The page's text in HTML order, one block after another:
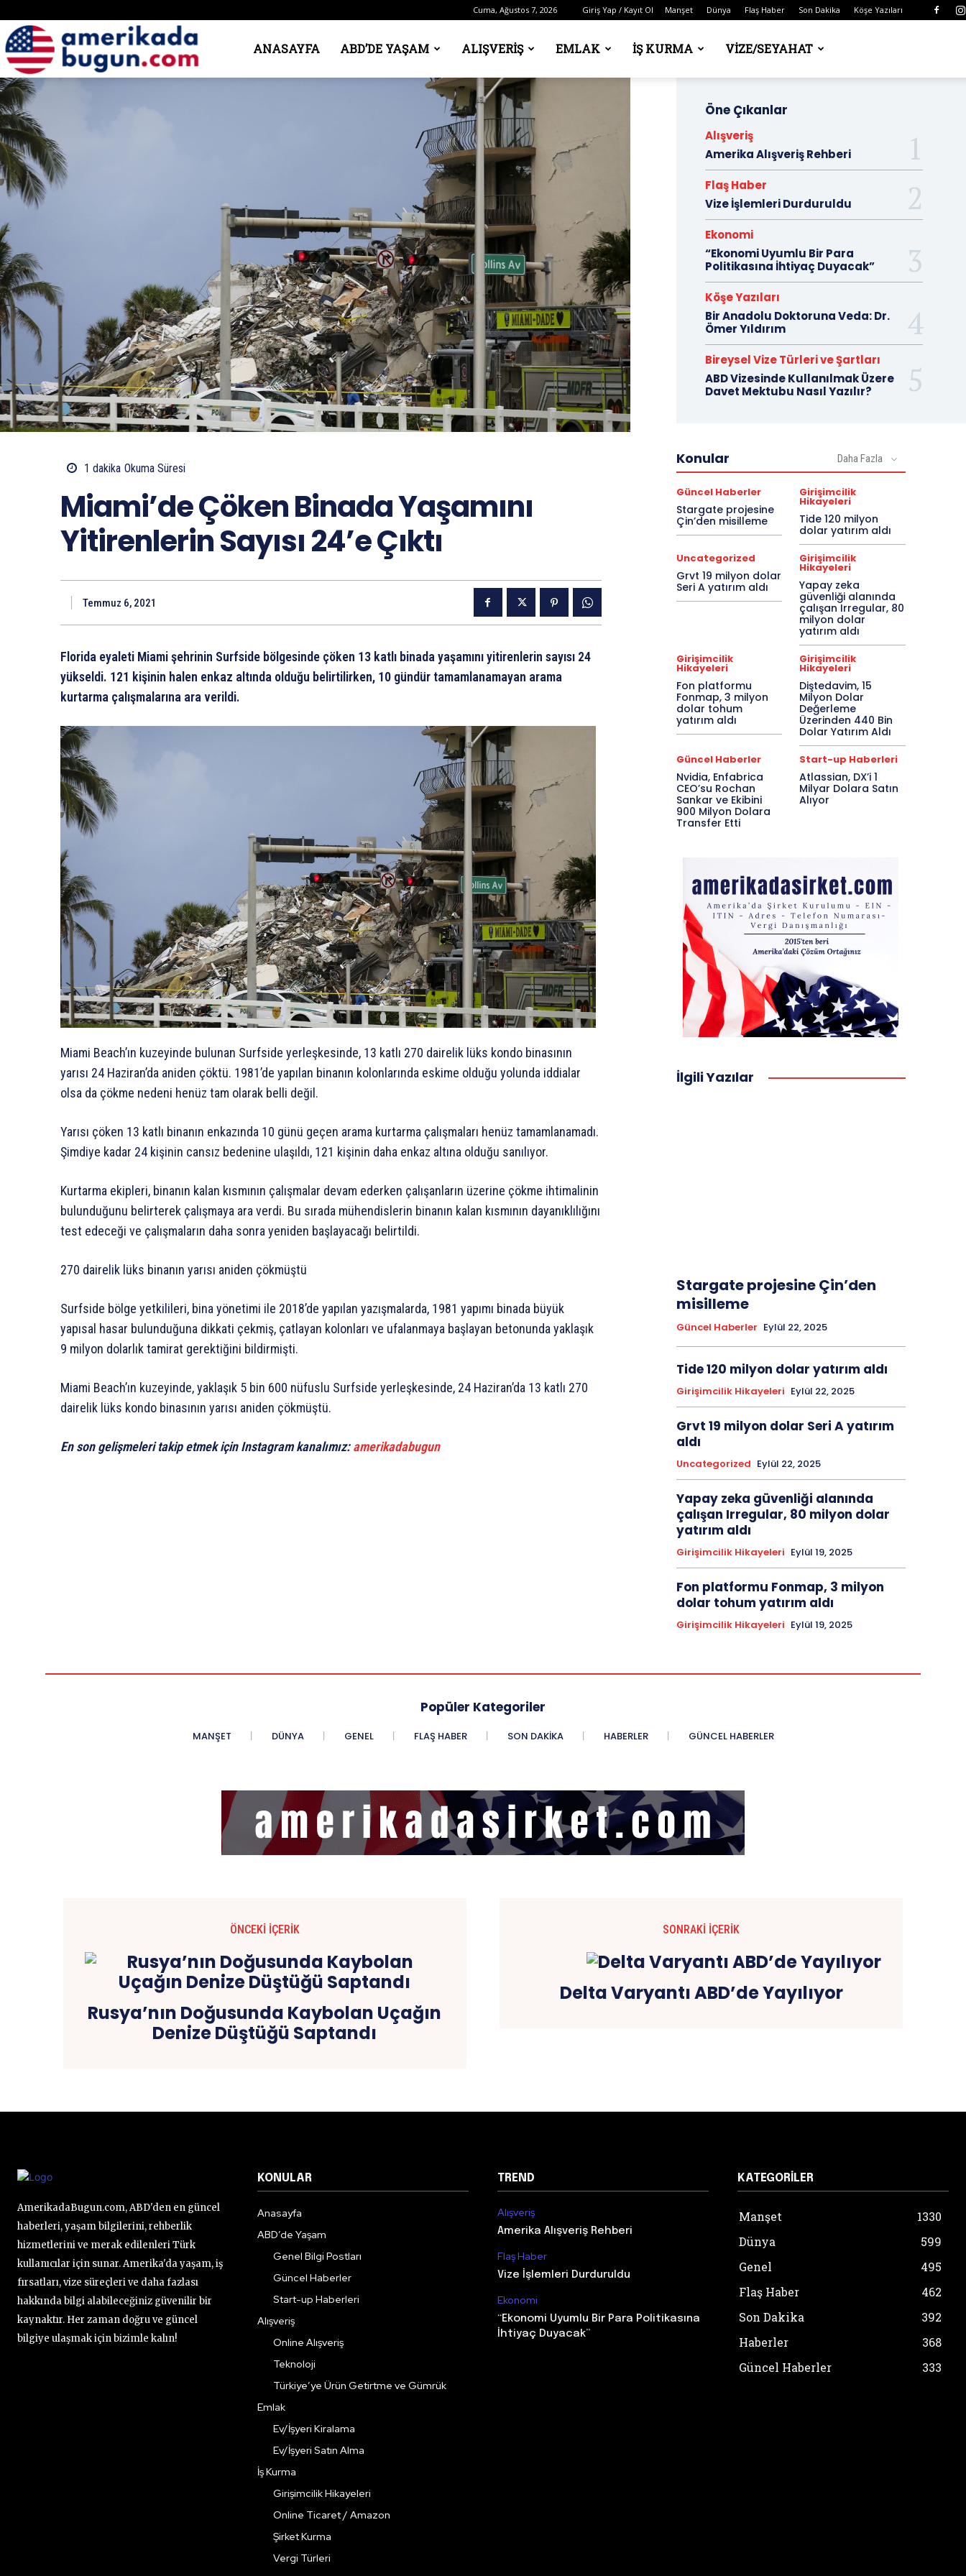
Cuma, Ağustos 7, 2026 Giriş Yap / Kayıt Ol Manşet Dünya Flaş Haber Son Dakika Köşe Yazıları
Amerika’daANASAYFA ABD’DE YAŞAM ALIŞVERIŞ EMLAK İŞ KURMA VIZE/SEYAHAT
1 dakika Okuma Süresi
Miami’de Çöken Binada Yaşamını
Yitirenlerin Sayısı 24’e Çıktı
Temmuz 6, 2021
Florida eyaleti Miami şehrinin Surfside bölgesinde çöken 13 katlı binada yaşamını yitirenlerin sayısı 24
yükseldi. 121 kişinin halen enkaz altında olduğu belirtilirken, 10 gündür tamamlanamayan arama
kurtarma çalışmalarına ara verildi.
Miami Beach’ın kuzeyinde bulunan Surfside yerleşkesinde, 13 katlı 270 dairelik lüks kondo binasının
yarısı 24 Haziran’da aniden çöktü. 1981’de yapılan binanın kolonlarında eskime olduğu yolunda iddialar
olsa da çökme nedeni henüz tam olarak belli değil.
Yarısı çöken 13 katlı binanın enkazında 10 günü geçen arama kurtarma çalışmaları henüz tamamlanamadı.
Şimdiye kadar 24 kişinin cansız bedenine ulaşıldı, 121 kişinin daha enkaz altına olduğu sanılıyor.
Kurtarma ekipleri, binanın kalan kısmının çalışmalar devam ederken çalışanların üzerine çökme ihtimalinin
bulunduğunu belirterek çalışmaya ara verdi. Bu sırada mühendislerin binanın kalan kısmının dayanıklılığını
test edeceği ve çalışmaların daha sonra yeniden başlayacağı belirtildi.
270 dairelik lüks binanın yarısı aniden çökmüştü
Surfside bölge yetkilileri, bina yönetimi ile 2018’de yapılan yazışmalarda, 1981 yapımı binada büyük
yapısal hasar bulunduğuna dikkati çekmiş, çatlayan kolonları ve ufalanmaya başlayan betonunda yaklaşık
9 milyon dolarlık tamirat gerektiğini bildirmişti.
Miami Beach’ın kuzeyinde, yaklaşık 5 bin 600 nüfuslu Surfside yerleşkesinde, 24 Haziran’da 13 katlı 270
dairelik lüks kondo binasının yarısı aniden çökmüştü.
En son gelişmeleri takip etmek için Instagram kanalımız:amerikadabugun
Öne Çıkanlar
Alışveriş
Amerika Alışveriş Rehberi
Flaş Haber
Vize İşlemleri Durduruldu
Ekonomi
“Ekonomi Uyumlu Bir Para
Politikasına İhtiyaç Duyacak”
Köşe Yazıları
Bir Anadolu Doktoruna Veda: Dr.
Ömer Yıldırım
Bireysel Vize Türleri ve Şartları
ABD Vizesinde Kullanılmak Üzere
Davet Mektubu Nasıl Yazılır?
Konular Daha Fazla
Güncel Haberler
Stargate projesine
Çin’den misilleme
Girişimcilik
Hikayeleri
Tide 120 milyon
dolar yatırım aldı
Uncategorized
Grvt 19 milyon dolar
Seri A yatırım aldı
Girişimcilik
Hikayeleri
Yapay zeka
güvenliği alanında
çalışan Irregular, 80
milyon dolar
yatırım aldı
Girişimcilik
Hikayeleri
Fon platformu
Fonmap, 3 milyon
dolar tohum
yatırım aldı
Girişimcilik
Hikayeleri
Diştedavim, 15
Milyon Dolar
Değerleme
Üzerinden 440 Bin
Dolar Yatırım Aldı
Güncel Haberler
Nvidia, Enfabrica
CEO’su Rochan
Sankar ve Ekibini
900 Milyon Dolara
Transfer Etti
Start-up Haberleri
Atlassian, DX’i 1
Milyar Dolara Satın
Alıyor
İlgili Yazılar
Stargate projesine Çin’den
misilleme
Güncel Haberler Eylül 22, 2025
Tide 120 milyon dolar yatırım aldı
Girişimcilik Hikayeleri Eylül 22, 2025
Grvt 19 milyon dolar Seri A yatırım
aldı
Uncategorized Eylül 22, 2025
Yapay zeka güvenliği alanında
çalışan Irregular, 80 milyon dolar
yatırım aldı
Girişimcilik Hikayeleri Eylül 19, 2025
Fon platformu Fonmap, 3 milyon
dolar tohum yatırım aldı
Girişimcilik Hikayeleri Eylül 19, 2025
Popüler Kategoriler
MANŞET DÜNYA GENEL FLAŞ HABER SON DAKIKA HABERLER GÜNCEL HABERLER
ÖNCEKI İÇERIK
Rusya’nın Doğusunda Kaybolan Uçağın
Denize Düştüğü Saptandı
SONRAKI İÇERIK
Delta Varyantı ABD’de Yayılıyor
AmerikadaBugun.com, ABD'den en güncel
haberleri, yaşam bilgilerini, rehberlik
hizmetlerini ve merak edilenleri Türk
kullanıcılar için sunar. Amerika'da yaşam, iş
fırsatları, vize süreçleri ve daha fazlası
hakkında bilgi alabileceğiniz güvenilir bir
kaynaktır. Her zaman doğru ve güncel
bilgiye ulaşmak için bizimle kalın!
KONULAR
Anasayfa
ABD’de Yaşam
Genel Bilgi Postları
Güncel Haberler
Start-up Haberleri
Alışveriş
Online Alışveriş
Teknoloji
Türkiye’ye Ürün Getirtme ve Gümrük
Emlak
Ev/İşyeri Kiralama
Ev/İşyeri Satın Alma
İş Kurma
Girişimcilik Hikayeleri
Online Ticaret / Amazon
Şirket Kurma
Vergi Türleri
TREND
Alışveriş
Amerika Alışveriş Rehberi
Flaş Haber
Vize İşlemleri Durduruldu
Ekonomi
“Ekonomi Uyumlu Bir Para Politikasına
İhtiyaç Duyacak”
KATEGORILER
Manşet
1330
Dünya
599
Genel
495
Flaş Haber
462
Son Dakika
392
Haberler
368
Güncel Haberler
333